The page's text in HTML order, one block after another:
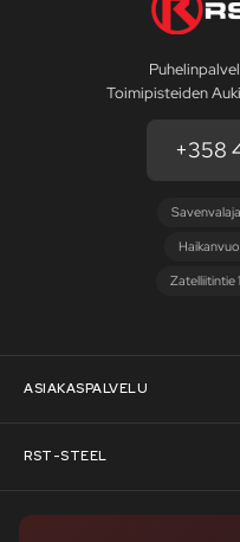
Toimipisteiden
+358
Zatelliitintie
ASIAKASPALVELU
Asiakaspalvelu
Pyydä tarjous
RST-STEEL
RST-Steelin tarina